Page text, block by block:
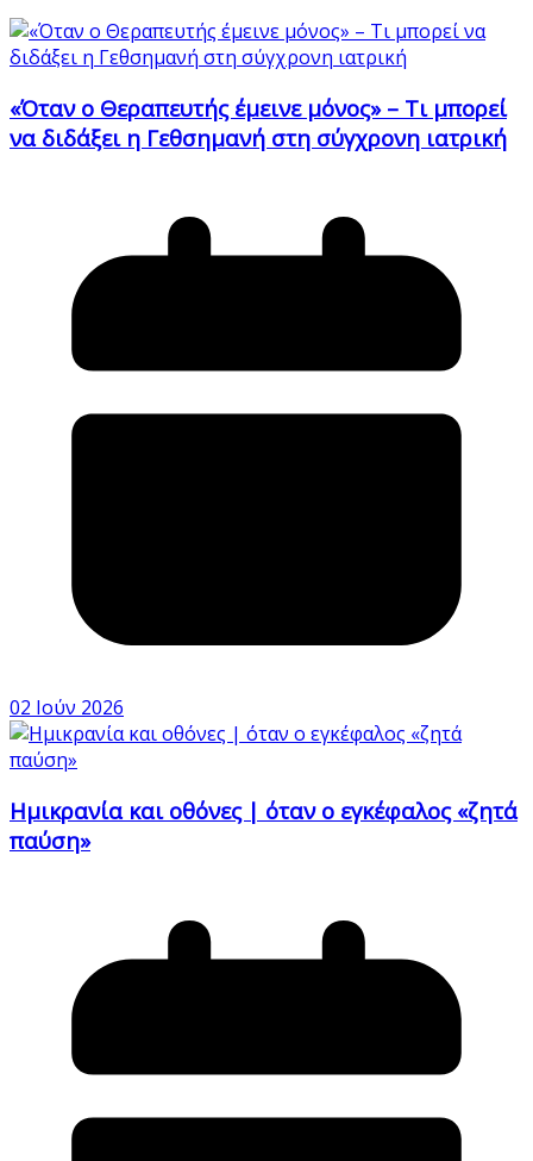
«Όταν ο Θεραπευτής έμεινε μόνος» – Τι μπορεί
να διδάξει η Γεθσημανή στη σύγχρονη ιατρική
02 Ιούν 2026
Ημικρανία και οθόνες | όταν ο εγκέφαλος «ζητά
παύση»